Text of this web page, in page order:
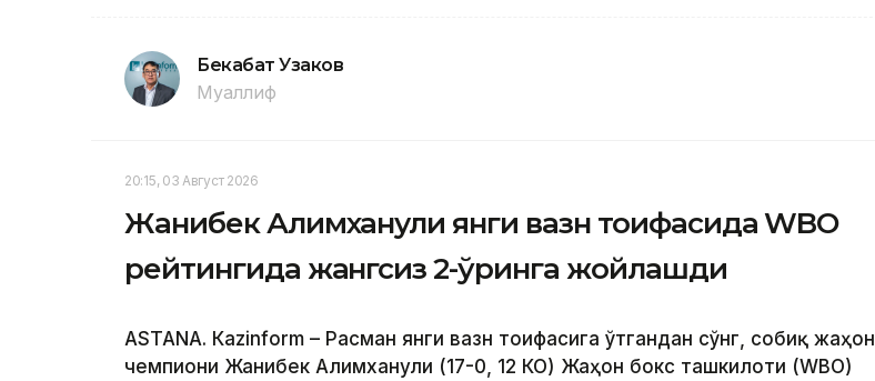
Бекабат Узаков
Муаллиф
20:15, 03 Август 2026
Жанибек Алимханули янги вазн тоифасида WBO
рейтингида жангсиз 2-ўринга жойлашди
ASTANА. Кazinform – Расман янги вазн тоифасига ўтгандан сўнг, собиқ жаҳон
чемпиони Жанибек Алимханули (17-0, 12 КО) Жаҳон бокс ташкилоти (WBО)